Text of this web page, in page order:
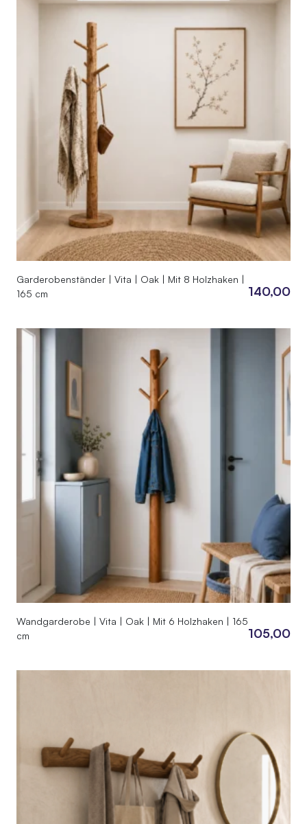
Garderobenständer | Vita | Oak | Mit 8 Holzhaken |
165 cm
140,00
Wandgarderobe | Vita | Oak | Mit 6 Holzhaken | 165
cm
105,00